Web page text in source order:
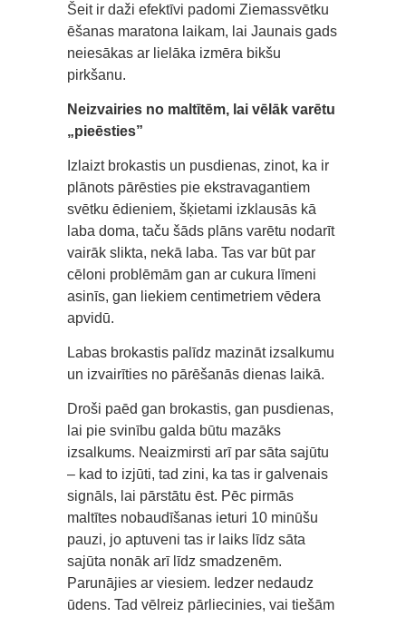
Šeit ir daži efektīvi padomi Ziemassvētku
ēšanas maratona laikam, lai Jaunais gads
neiesākas ar lielāka izmēra bikšu
pirkšanu.
Neizvairies no maltītēm, lai vēlāk varētu
„pieēsties”
Izlaizt brokastis un pusdienas, zinot, ka ir
plānots pārēsties pie ekstravagantiem
svētku ēdieniem, šķietami izklausās kā
laba doma, taču šāds plāns varētu nodarīt
vairāk slikta, nekā laba. Tas var būt par
cēloni problēmām gan ar cukura līmeni
asinīs, gan liekiem centimetriem vēdera
apvidū.
Labas brokastis palīdz mazināt izsalkumu
un izvairīties no pārēšanās dienas laikā.
Droši paēd gan brokastis, gan pusdienas,
lai pie svinību galda būtu mazāks
izsalkums. Neaizmirsti arī par sāta sajūtu
– kad to izjūti, tad zini, ka tas ir galvenais
signāls, lai pārstātu ēst. Pēc pirmās
maltītes nobaudīšanas ieturi 10 minūšu
pauzi, jo aptuveni tas ir laiks līdz sāta
sajūta nonāk arī līdz smadzenēm.
Parunājies ar viesiem. Iedzer nedaudz
ūdens. Tad vēlreiz pārliecinies, vai tiešām